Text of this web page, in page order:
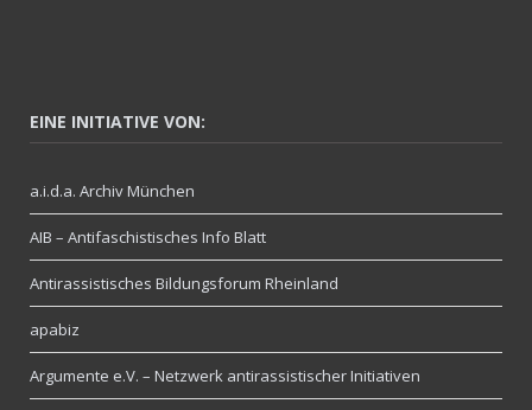
EINE INITIATIVE VON:
a.i.d.a. Archiv München
AIB – Antifaschistisches Info Blatt
Antirassistisches Bildungsforum Rheinland
apabiz
Argumente e.V. – Netzwerk antirassistischer Initiativen